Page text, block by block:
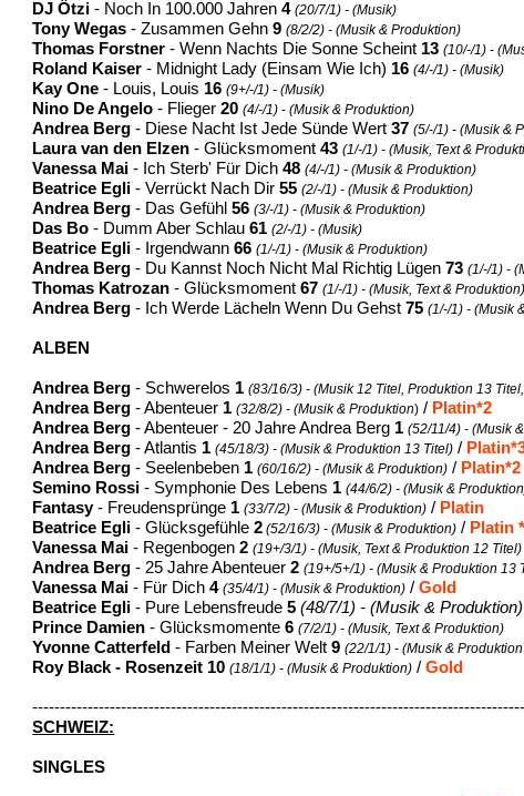
DJ Ötzi - Noch In 100.000 Jahren4 (20/7/1) - (Musik)
Tony Wegas - Zusammen Gehn9 (8/2/2) - (Musik & Produktion)
Thomas Forstner - Wenn Nachts Die Sonne Scheint 13 (10/-/1) -
Roland Kaiser - Midnight Lady (Einsam Wie Ich) 16 (4/-/1) - (Musik)
Kay One - Louis, Louis 16 (9+/-/1) - (Musik)
Nino De Angelo - Flieger20 (4/-/1)-(Musik & Produktion)
Andrea Berg - Diese Nacht Ist Jede Sünde Wert37 (5/-/1) - (Musik &
Laura van den Elzen - Glücksmoment43 (1/-/1) - (Musik, Text &
Vanessa Mai- Ich Sterb' Für Dich48 (4/-/1) - (Musik & Produktion)
Beatrice Egli- Verrückt Nach Dir55 (2/-/1) - (Musik & Produktion)
Andrea Berg - Das Gefühl56 (3/-/1) - (Musik & Produktion)
Das Bo - Dumm Aber Schlau61 (2/-/1) - (Musik)
Beatrice Egli- Irgendwann66 (1/-/1) - (Musik & Produktion)
Andrea Berg - Du Kannst Noch Nicht Mal Richtig Lügen73 (1/-/1) -
Thomas Katrozan - Glücksmoment67 (1/-/1) - (Musik, Text & Produktion)
Andrea Berg - Ich Werde Lächeln Wenn Du Gehst75 (1/-/1) - (Musik
ALBEN
Andrea Berg - Schwerelos 1 (83/16/3) - (Musik 12 Titel, Produktion 13
Andrea Berg - Abenteuer 1 (32/8/2) - (Musik & Produktion) / Platin*2
Andrea Berg - Abenteuer - 20 Jahre Andrea Berg 1 (52/11/4) - (Musik
Andrea Berg - Atlantis 1 (45/18/3) - (Musik & Produktion 13 Titel) /
Andrea Berg - Seelenbeben 1 (60/16/2) - (Musik & Produktion) / Platin*2
Semino Rossi - Symphonie Des Lebens 1 (44/6/2) - (Musik &
Fantasy- Freudensprünge 1 (33/7/2) - (Musik & Produktion) / Platin
Beatrice Egli - Glücksgefühle2 (52/16/3) - (Musik & Produktion) / Platin
Vanessa Mai- Regenbogen2 (19+/3/1) - (Musik, Text & Produktion 12 Titel)
Andrea Berg - 25 Jahre Abenteuer2 (19+/5+/1) - (Musik & Produktion 13
Vanessa Mai- Für Dich4 (35/4/1) - (Musik & Produktion) /Gold
Beatrice Egli - Pure Lebensfreude5 (48/7/1) - (Musik & Produktion)
Prince Damien - Glücksmomente6 (7/2/1) - (Musik, Text & Produktion)
Yvonne Catterfeld - Farben Meiner Welt9 (22/1/1) - (Musik &
Roy Black - Rosenzeit 10 (18/1/1) - (Musik & Produktion) /Gold
SCHWEIZ:
SINGLES